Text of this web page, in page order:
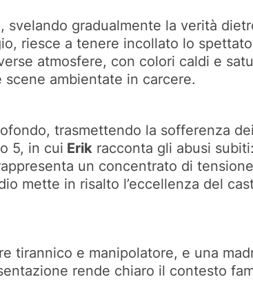
gradualmente la verità
riesce a tenere incollato lo
atmosfere, con colori caldi e
ambientate in carcere.
trasmettendo la sofferenza
5, in cui Erik racconta gli abusi
un concentrato di
mette in risalto l’eccellenza del
tirannico e manipolatore, e una
rende chiaro il contesto